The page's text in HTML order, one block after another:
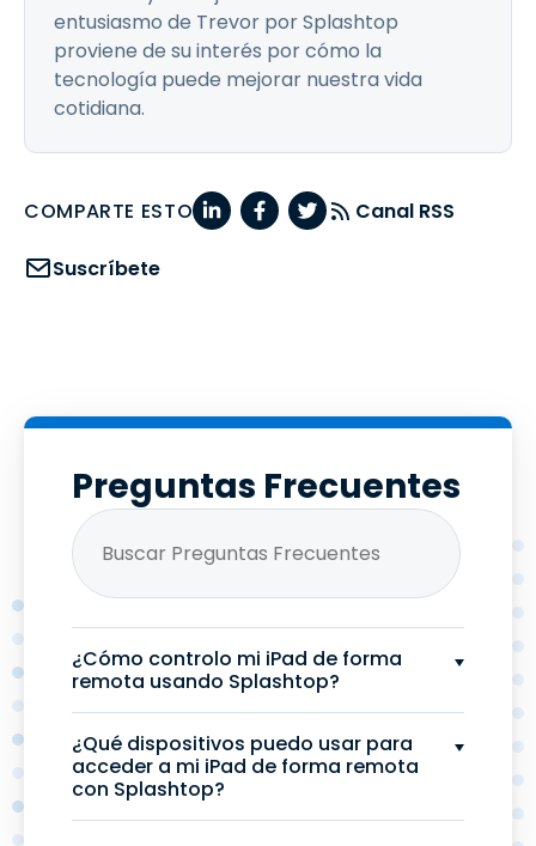
entusiasmo de Trevor por Splashtop
proviene de su interés por cómo la
tecnología puede mejorar nuestra vida
cotidiana.
COMPARTE ESTO Canal RSS
Suscríbete
Preguntas Frecuentes
¿Cómo controlo mi iPad de forma
remota usando Splashtop?
¿Qué dispositivos puedo usar para
acceder a mi iPad de forma remota
con Splashtop?